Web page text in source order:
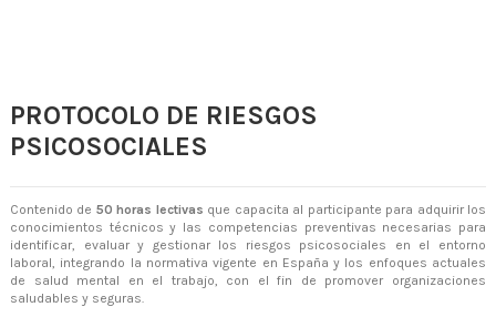
PROTOCOLO DE RIESGOS
PSICOSOCIALES
Contenido de 50 horas lectivas que capacita al participante para adquirir los
conocimientos técnicos y las competencias preventivas necesarias para
identificar, evaluar y gestionar los riesgos psicosociales en el entorno
laboral, integrando la normativa vigente en España y los enfoques actuales
de salud mental en el trabajo, con el fin de promover organizaciones
saludables y seguras.